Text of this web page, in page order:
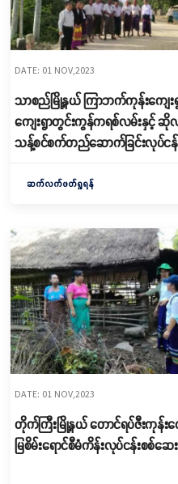
DATE: 01 NOV,2023
သာစည်မြို့နယ် ကြာဘက်ကုန်းကျေး
ကျေးရွာတွင်းကွန်ကရစ်လမ်းနှင့် ဆို
သန့်စင်စက်တည်ဆောက်ခြင်းလုပ်ငန်း
ဆက်လက်ဖတ်ရှုရန်
DATE: 01 NOV,2023
တိုက်ကြီးမြို့နယ် တောင်ရပ်ဇီးကုန်းက
မြစိမ်းရောင်စီမံကိန်းလုပ်ငန်းစစ်ဆေး